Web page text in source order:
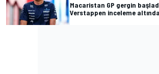
Macaristan GP gergin
Verstappen inceleme altında